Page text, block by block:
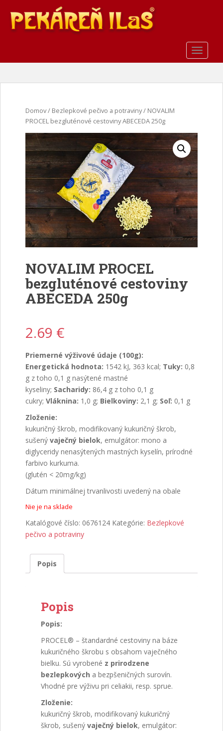
o
a
Domov/ Bezlepkové pečivo a potraviny/ NOVALIM
PROCEL bezgluténové cestoviny ABECEDA 250g
NOVALIM PROCEL
bezgluténové cestoviny
ABECEDA 250g
2.69 €
Priemerné výživové údaje (100g):
Energetická hodnota: 1542 kJ, 363 kcal; Tuky: 0,8
g z toho 0,1 g nasýtené mastné
kyseliny; Sacharidy: 86,4 g z toho 0,1 g
cukry; Vláknina: 1,0 g; Bielkoviny: 2,1 g; Soľ: 0,1 g
Zloženie:
kukuričný škrob, modifikovaný kukuričný škrob,
sušený vaječný bielok, emulgátor: mono a
diglyceridy nenasýtených mastných kyselín, prírodné
farbivo kurkuma.
(glutén < 20mg/kg)
Dátum minimálnej trvanlivosti uvedený na obale
Nie je na sklade
Katalógové číslo: 0676124 Kategórie: Bezlepkové
pečivo a potraviny
Popis
Popis
Popis:
PROCEL® – štandardné cestoviny na báze
kukuričného škrobu s obsahom vaječného
bielku. Sú vyrobené z prirodzene
bezlepkových a bezpšeničných surovín.
Vhodné pre výživu pri celiakii, resp. sprue.
Zloženie:
kukuričný škrob, modifikovaný kukuričný
škrob, sušený vaječný bielok, emulgátor: